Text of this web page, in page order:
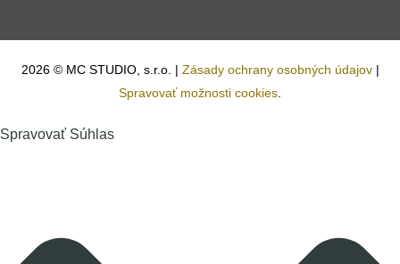
2026 © MC STUDIO, s.r.o. | Zásady ochrany osobných údajov|
Spravovať možnosti cookies
Spravovať Súhlas